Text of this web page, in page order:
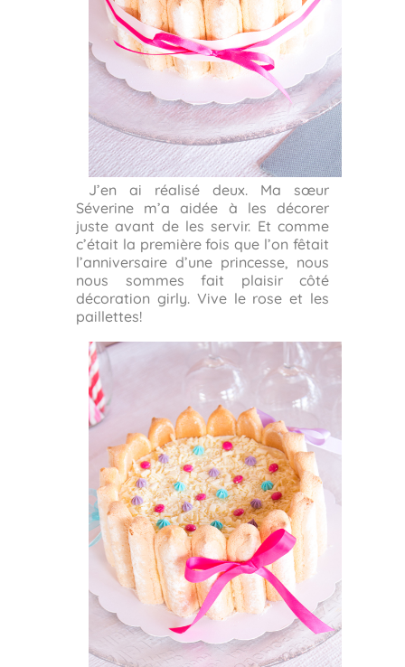
J’en ai réalisé deux. Ma sœur
Séverine m’a aidée à les décorer
juste avant de les servir. Et comme
c’était la première fois que l’on fêtait
l’anniversaire d’une princesse, nous
nous sommes fait plaisir côté
décoration girly. Vive le rose et les
paillettes!